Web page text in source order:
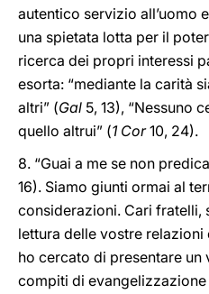
autentico servizio all’uomo
una spietata lotta per il
ricerca dei propri interessi
esorta: “mediante la carità
altri” (Gal 5, 13), “Nessuno
quello altrui” (1 Cor10, 24).
8. “Guai a me se non
16). Siamo giunti ormai al
considerazioni. Cari fratelli,
lettura delle vostre
ho cercato di presentare un
compiti di evangelizzazione